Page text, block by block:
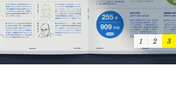
1 2 3